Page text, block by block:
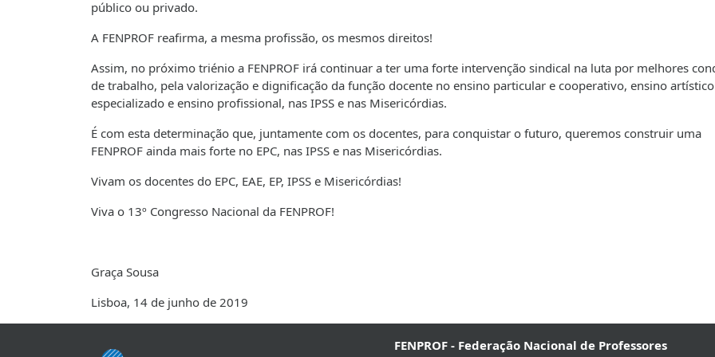
público ou privado.
A FENPROF reafirma, a mesma profissão, os mesmos direitos!
Assim, no próximo triénio a FENPROF irá continuar a ter uma forte intervenção sindical na luta por melhores
de trabalho, pela valorização e dignificação da função docente no ensino particular e cooperativo, ensino artístico
especializado e ensino profissional, nas IPSS e nas Misericórdias.
É com esta determinação que, juntamente com os docentes, para conquistar o futuro, queremos construir uma
FENPROF ainda mais forte no EPC, nas IPSS e nas Misericórdias.
Vivam os docentes do EPC, EAE, EP, IPSS e Misericórdias!
Viva o 13º Congresso Nacional da FENPROF!
Graça Sousa
Lisboa, 14 de junho de 2019
FENPROF - Federação Nacional de Professores